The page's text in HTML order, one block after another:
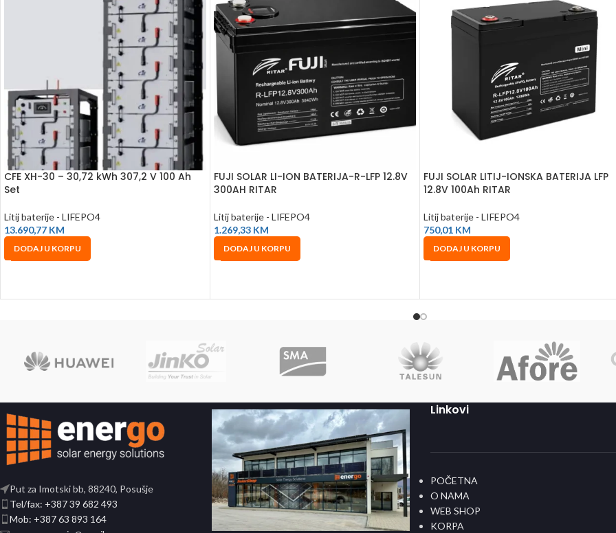
CFE XH-30 – 30,72 kWh 307,2 V 100 Ah
Set
Litij baterije - LIFEPO4
13.690,77 KM
DODAJ U KORPU
FUJI SOLAR LI-ION BATERIJA-R-LFP 12.8V
300AH RITAR
Litij baterije - LIFEPO4
1.269,33 KM
DODAJ U KORPU
FUJI SOLAR LITIJ-IONSKA BATERIJA LFP
12.8V 100Ah RITAR
Litij baterije - LIFEPO4
750,01 KM
DODAJ U KORPU
Put za Imotski bb, 88240, Posušje
Tel/fax: +387 39 682 493
Mob: +387 63 893 164
Linkovi
POČETNA
O NAMA
WEB SHOP
KORPA